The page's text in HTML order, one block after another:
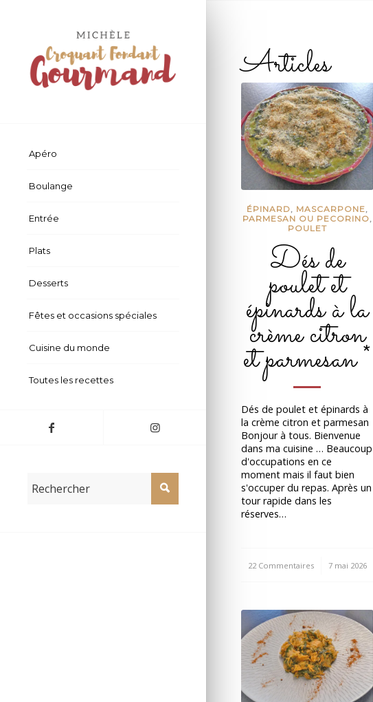
Apéro
Boulange
Entrée
Plats
Desserts
Fêtes et occasions spéciales
Cuisine du monde
Toutes les recettes
Articles
ÉPINARD, MASCARPONE,
PARMESAN OU PECORINO,
POULET
Dés de
poulet et
épinards à la
crème citron
et parmesan *
Dés de poulet et épinards à
la crème citron et parmesan
Bonjour à tous. Bienvenue
dans ma cuisine … Beaucoup
d'occupations en ce
moment mais il faut bien
s'occuper du repas. Après un
tour rapide dans les
réserves…
22 Commentaires
/ 7 mai 2026